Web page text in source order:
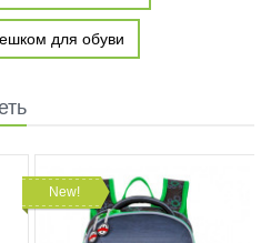
для обуви
New!